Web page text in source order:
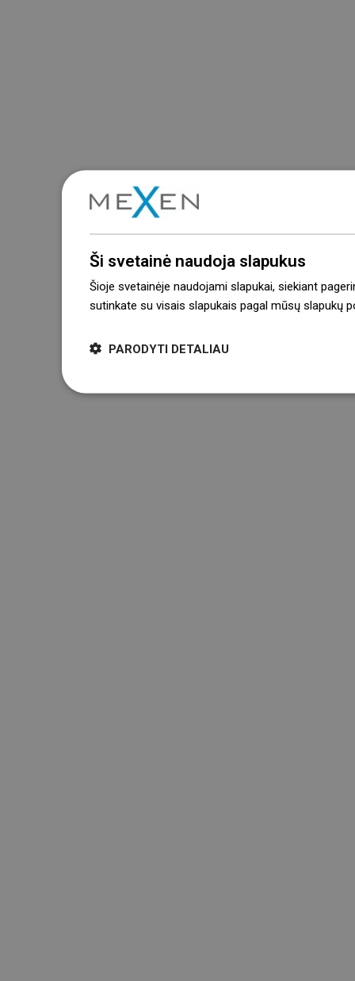
Ši svetainė naudoja slapukus
Šioje svetainėje naudojami slapukai, siekiant
sutinkate su visais slapukais pagal mūsų slapukų
PARODYTI DETALIAU